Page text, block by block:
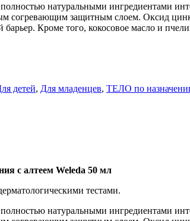
натуральными ингредиентами
согревающим защитным слоем. Оксид
Кроме того, кокосовое масло и
детей, Для младенцев, ТЕЛО по
с алтеем Weleda 50 мл
тестами.
натуральными ингредиентами